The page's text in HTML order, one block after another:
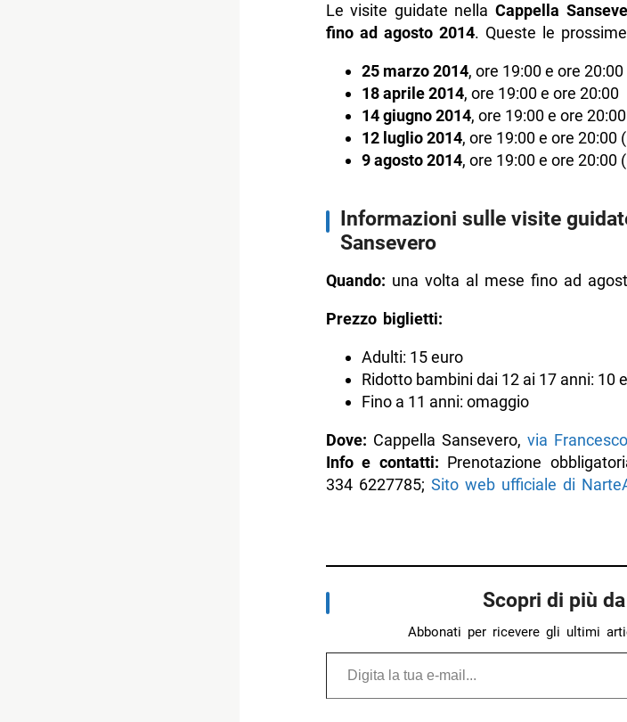
Le visite guidate nellaCappella
fino ad agosto 2014. Queste le
25 marzo 2014, ore 19:00 e ore 20:00
18 aprile 2014, ore 19:00 e ore 20:00
14 giugno 2014, ore 19:00 e ore 20:00
12 luglio 2014, ore 19:00 e ore 20:00
9 agosto 2014, ore 19:00 e ore 20:00
Informazioni sulle visite
Sansevero
Quando: una volta al mese fino ad
Prezzo biglietti:
Adulti: 15 euro
Ridotto bambini dai 12 ai 17 anni: 10
Fino a 11 anni: omaggio
Dove: Cappella Sansevero, via
Info e contatti: Prenotazione
334 6227785; Sito web ufficiale di
Scopri di più
Abbonati per ricevere gli ultimi
Digita la tua e-mail...